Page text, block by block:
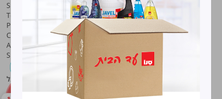
Haharash Street 11, Neve
Ne’eman
Hod Hasharon, Israel
Fax: 09-7473233
Site map
Terms for using the site
Privacy policy
Code of Ethics
Accessibility Statement
Shareholders meeting
סנו פרופשיונל